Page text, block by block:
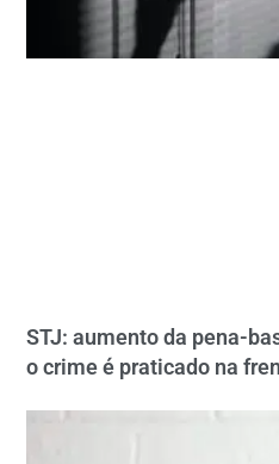
STJ: aumento da pena-
o crime é praticado na